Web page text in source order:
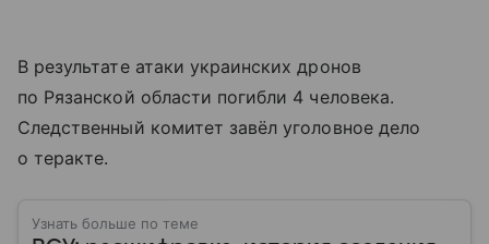
В результате атаки украинских дронов
по Рязанской области погибли 4 человека.
Следственный комитет завёл уголовное дело
о теракте.
Узнать больше по теме